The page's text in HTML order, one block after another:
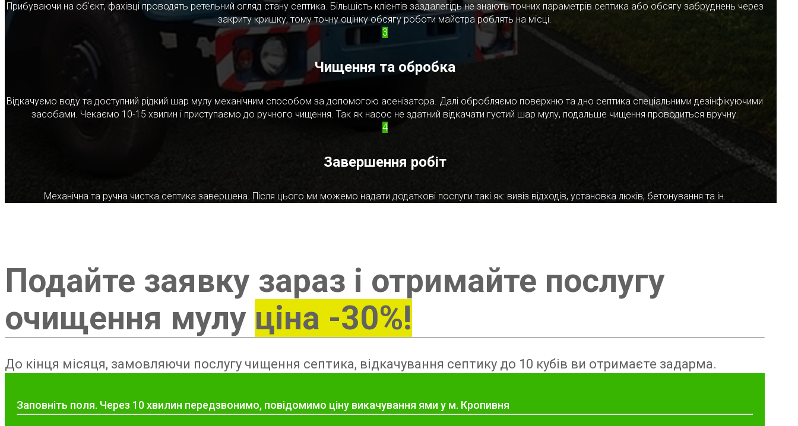
Прибуваючи на об'єкт, фахівці проводять ретельний огляд стану септика. Більшість клієнтів заздалегідь не знають точних параметрів септика або обсягу забруднень через
закриту кришку, тому точну оцінку обсягу роботи майстра роблять на місці.
3
Чищення та обробка
Відкачуємо воду та доступний рідкий шар мулу механічним способом за допомогою асенізатора. Далі обробляємо поверхню та дно септика спеціальними дезінфікуючими
засобами. Чекаємо 10-15 хвилин і приступаємо до ручного чищення. Так як насос не здатний відкачати густий шар мулу, подальше чищення проводиться вручну.
4
Завершення робіт
Механічна та ручна чистка септика завершена. Після цього ми можемо надати додаткові послуги такі як: вивіз відходів, установка люків, бетонування та ін.
Подайте заявку зараз і отримайте послугу
очищення мулу ціна -30%!
До кінця місяця, замовляючи послугу чищення септика, відкачування септику до 10 кубів ви отримаєте задарма.
Заповніть поля. Через 10 хвилин передзвонимо, повідомимо ціну викачування ями у м. Кропивня